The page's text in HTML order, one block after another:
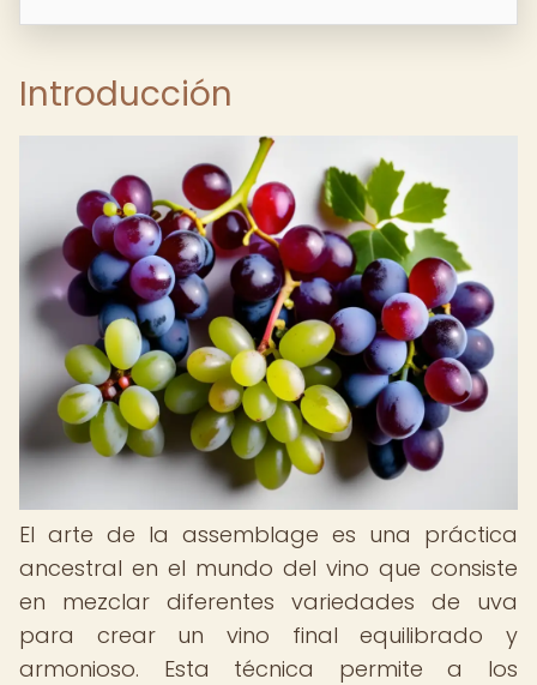
Introducción
El arte de la assemblage es una práctica
ancestral en el mundo del vino que consiste
en mezclar diferentes variedades de uva
para crear un vino final equilibrado y
armonioso. Esta técnica permite a los